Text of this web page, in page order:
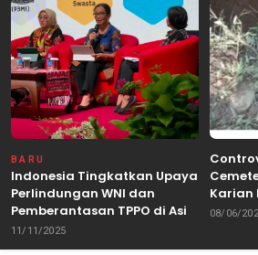
BARU
Indonesia Tingkatkan Upaya
Perlindungan WNI dan
Pemberantasan TPPO di Asia
Tenggara
11/11/2025
Karian
Banten
08/06/